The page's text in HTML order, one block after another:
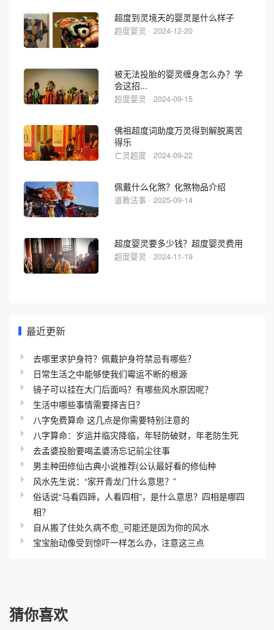
超度到灵境天的婴灵是什么样子
超度婴灵 · 2024-12-20
被无法投胎的婴灵缠身怎么办？学
会这招...
超度婴灵 · 2024-09-15
佛祖超度词助度万灵得到解脱离苦
得乐
亡灵超度 · 2024-09-22
佩戴什么化煞？化煞物品介绍
道教法事 · 2025-09-14
超度婴灵要多少钱？超度婴灵费用
超度婴灵 · 2024-11-19
最近更新
去哪里求护身符？佩戴护身符禁忌有哪些？
日常生活之中能够使我们霉运不断的根源
镜子可以挂在大门后面吗？有哪些风水原因呢？
生活中哪些事情需要择吉日？
八字免费算命 这几点是你需要特别注意的
八字算命：岁运并临灾降临，年轻防破财，年老防生死
去孟婆投胎要喝孟婆汤忘记前尘往事
男主种田修仙古典小说推荐(公认最好看的修仙种
风水先生说：“家开青龙门什么意思？”
俗话说“马看四蹄，人看四相”，是什么意思？四相是哪四
相？
自从搬了住处久病不愈_可能还是因为你的风水
宝宝胎动像受到惊吓一样怎么办，注意这三点
猜你喜欢